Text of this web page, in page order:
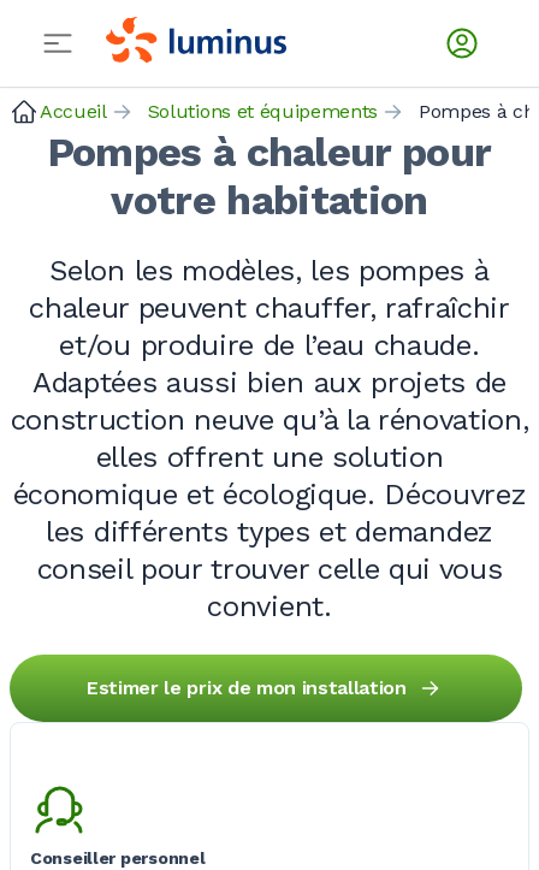
Accueil Solutions et équipements Pompes à
Pompes à chaleur pour
votre habitation
Selon les modèles, les pompes à
chaleur peuvent chauffer, rafraîchir
et/ou produire de l’eau chaude.
Adaptées aussi bien aux projets de
construction neuve qu’à la rénovation,
elles offrent une solution
économique et écologique. Découvrez
les différents types et demandez
conseil pour trouver celle qui vous
convient.
Estimer le prix de mon installation
Conseiller personnel